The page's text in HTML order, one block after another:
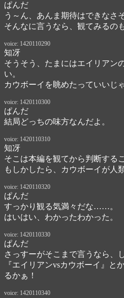
ぱんだ
う～ん、あんま期待はできなさ
そんなに言うなら、観てみるの
voice: 1420110290
知冴
そうそう、たまにはエイリアン
い。
カウボーイを眺めたっていいじ
voice: 1420110300
ぱんだ
結局どっちの味方なんだよ。
voice: 1420110310
知冴
そこは本編を観てから判断する
もしかしたら、カウボーイが人
voice: 1420110320
ぱんだ
すっかり観る気満々だな……。
はいはい、わかったわかった。
voice: 1420110330
ぱんだ
さっすーがそこまで言うなら、
『エイリアンvsカウボーイ』と
るかぁ！
voice: 1420110340